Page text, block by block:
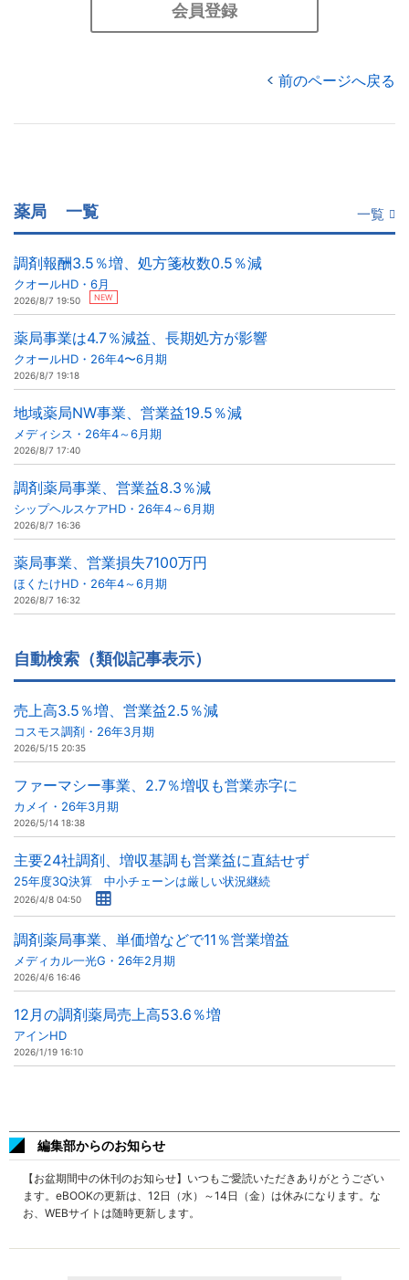
会員登録
前のページへ戻る
薬局 一覧 一覧
調剤報酬3.5％増、処方箋枚数0.5％減
クオールHD・6月
2026/8/7 19:50 NEW
薬局事業は4.7％減益、長期処方が影響
クオールHD・26年4〜6月期
2026/8/7 19:18
地域薬局NW事業、営業益19.5％減
メディシス・26年4～6月期
2026/8/7 17:40
調剤薬局事業、営業益8.3％減
シップヘルスケアHD・26年4～6月期
2026/8/7 16:36
薬局事業、営業損失7100万円
ほくたけHD・26年4～6月期
2026/8/7 16:32
自動検索（類似記事表示）
売上高3.5％増、営業益2.5％減
コスモス調剤・26年3月期
2026/5/15 20:35
ファーマシー事業、2.7％増収も営業赤字に
カメイ・26年3月期
2026/5/14 18:38
主要24社調剤、増収基調も営業益に直結せず
25年度3Q決算 中小チェーンは厳しい状況継続
2026/4/8 04:50
調剤薬局事業、単価増などで11％営業増益
メディカル一光G・26年2月期
2026/4/6 16:46
12月の調剤薬局売上高53.6％増
アインHD
2026/1/19 16:10
編集部からのお知らせ
【お盆期間中の休刊のお知らせ】いつもご愛読いただきありがとうござい
ます。eBOOKの更新は、12日（水）～14日（金）は休みになります。な
お、WEBサイトは随時更新します。